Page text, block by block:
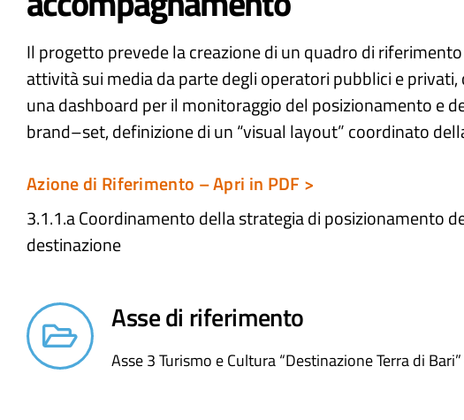
Il progetto prevede la creazione di un quadro di
attività sui media da parte degli operatori pubblici e privati,
una dashboard per il monitoraggio del posizionamento e
brand–set, definizione di un “visual layout” coordinato
Azione di Riferimento – Apri in PDF >
3.1.1.a Coordinamento della strategia di posizionamento
destinazione
Asse di riferimento
Asse 3 Turismo e Cultura “Destinazione Terra di